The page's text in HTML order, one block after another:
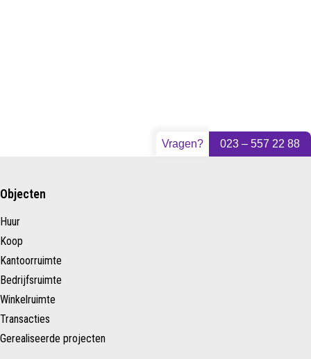
Vragen? 023 – 557 22 88
Objecten
Huur
Koop
Kantoorruimte
Bedrijfsruimte
Winkelruimte
Transacties
Gerealiseerde projecten